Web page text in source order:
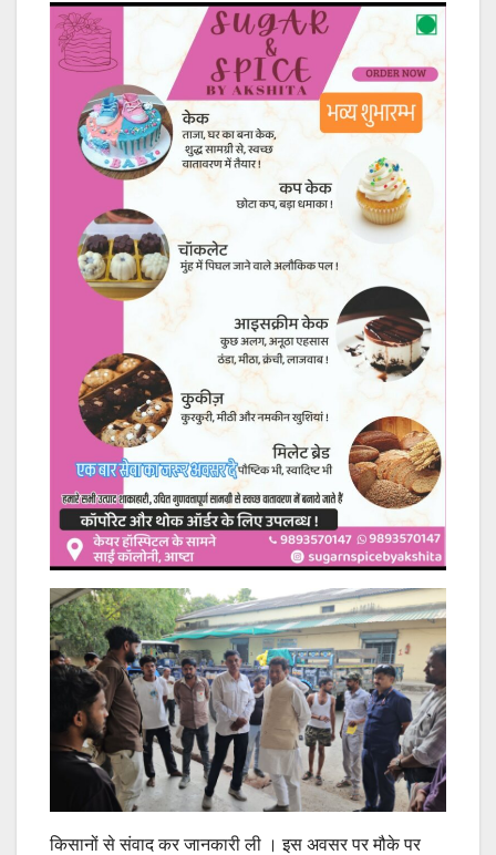
किसानों से संवाद कर जानकारी ली । इस अवसर पर मौके पर